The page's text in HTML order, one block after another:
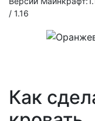
/ 1.16
Как